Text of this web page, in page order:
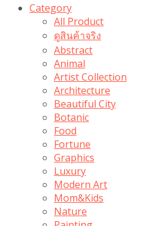
Category
All Product
ดูสินค้าจริง
Abstract
Animal
Artist Collection
Architecture
Beautiful City
Botanic
Food
Fortune
Graphics
Luxury
Modern Art
Mom&Kids
Nature